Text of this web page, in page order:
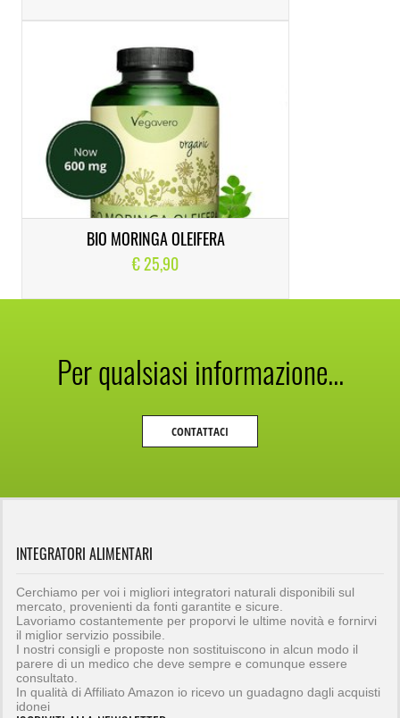
BIO MORINGA OLEIFERA
€ 25,90
Per qualsiasi informazione...
CONTATTACI
INTEGRATORI ALIMENTARI
Cerchiamo per voi i migliori integratori naturali disponibili sul
mercato, provenienti da fonti garantite e sicure.
Lavoriamo costantemente per proporvi le ultime novità e fornirvi
il miglior servizio possibile.
I nostri consigli e proposte non sostituiscono in alcun modo il
parere di un medico che deve sempre e comunque essere
consultato.
In qualità di Affiliato Amazon io ricevo un guadagno dagli acquisti
idonei